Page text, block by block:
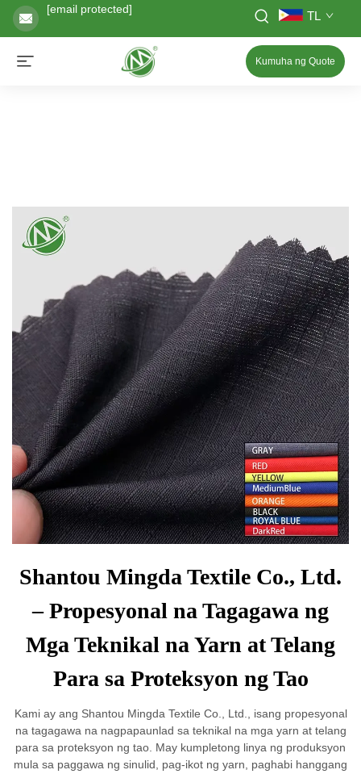
[email protected] TL
Kumuha ng Quote
Shantou Mingda Textile Co., Ltd.
– Propesyonal na Tagagawa ng
Mga Teknikal na Yarn at Telang
Para sa Proteksyon ng Tao
Kami ay ang Shantou Mingda Textile Co., Ltd., isang propesyonal
na tagagawa na nagpapaunlad sa teknikal na mga yarn at telang
para sa proteksyon ng tao. May kumpletong linya ng produksyon
mula sa paggawa ng sinulid, pag-ikot ng yarn, paghabi hanggang